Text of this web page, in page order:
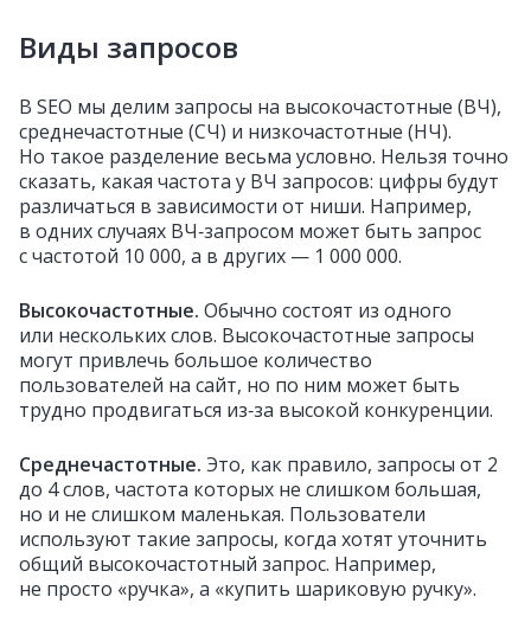
Виды запросов
В SEO мы делим запросы на высокочастотные (ВЧ),
среднечастотные (СЧ) и низкочастотные (НЧ).
Но такое разделение весьма условно. Нельзя точно
сказать, какая частота у ВЧ запросов: цифры будут
различаться в зависимости от ниши. Например,
в одних случаях ВЧ‑запросом может быть запрос
с частотой 10 000, а в других — 1 000 000.
Высокочастотные. Обычно состоят из одного
или нескольких слов. Высокочастотные запросы
могут привлечь большое количество
пользователей на сайт, но по ним может быть
трудно продвигаться из‑за высокой конкуренции.
Среднечастотные. Это, как правило, запросы от 2
до 4 слов, частота которых не слишком большая,
но и не слишком маленькая. Пользователи
используют такие запросы, когда хотят уточнить
общий высокочастотный запрос. Например,
не просто «ручка», а «купить шариковую ручку».